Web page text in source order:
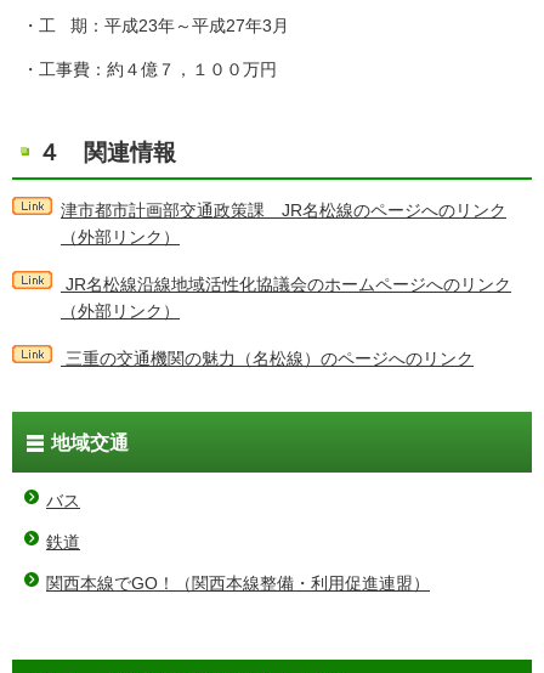
・工 期：平成23年～平成27年3月
・工事費：約４億７，１００万円
４ 関連情報
津市都市計画部交通政策課 JR名松線のページへのリンク
（外部リンク）
JR名松線沿線地域活性化協議会のホームページへのリンク
（外部リンク）
三重の交通機関の魅力（名松線）のページへのリンク
地域交通
バス
鉄道
関西本線でGO！（関西本線整備・利用促進連盟）